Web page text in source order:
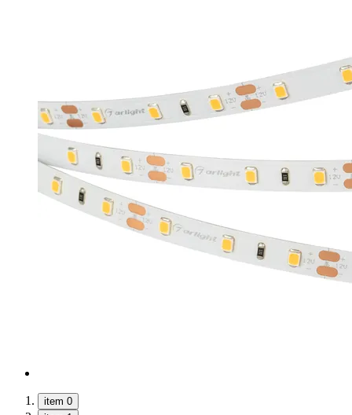
item 0